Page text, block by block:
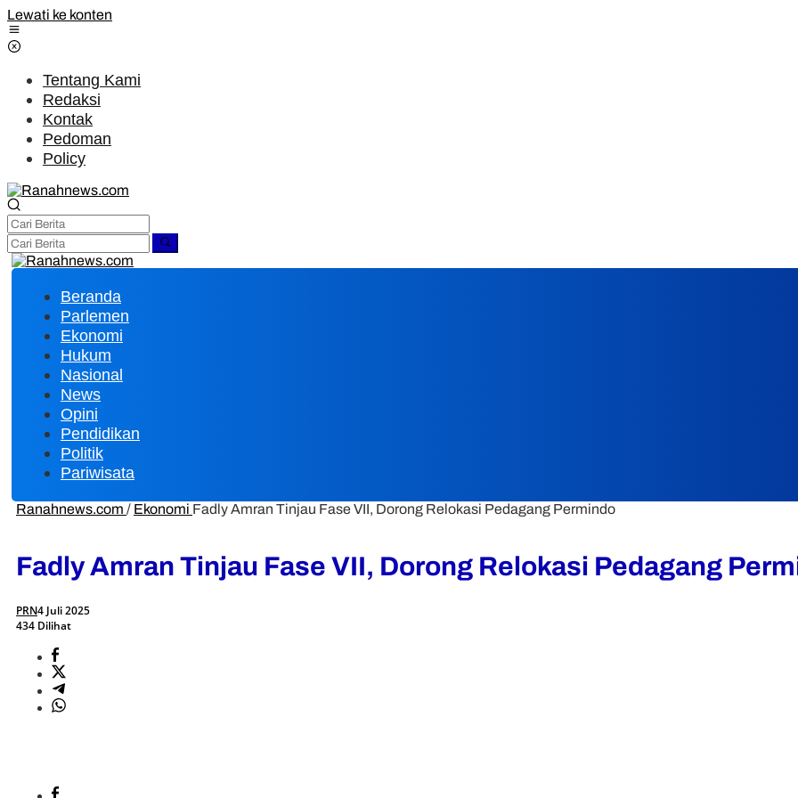
Lewati ke konten
Tentang Kami
Redaksi
Kontak
Pedoman
Policy
Beranda
Parlemen
Ekonomi
Hukum
Nasional
News
Opini
Pendidikan
Politik
Pariwisata
Ranahnews.com / Ekonomi Fadly Amran Tinjau Fase VII, Dorong Relokasi Pedagang Permindo
Fadly Amran Tinjau Fase VII, Dorong Relokasi Pedagang
PRN4 Juli 2025
434 Dilihat